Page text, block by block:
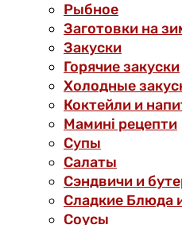
Рыбное
Заготовки на
Закуски
Горячие закуски
Холодные
Коктейли и
Мамині рецепти
Супы
Салаты
Сэндвичи и
Сладкие Блюда
Соусы